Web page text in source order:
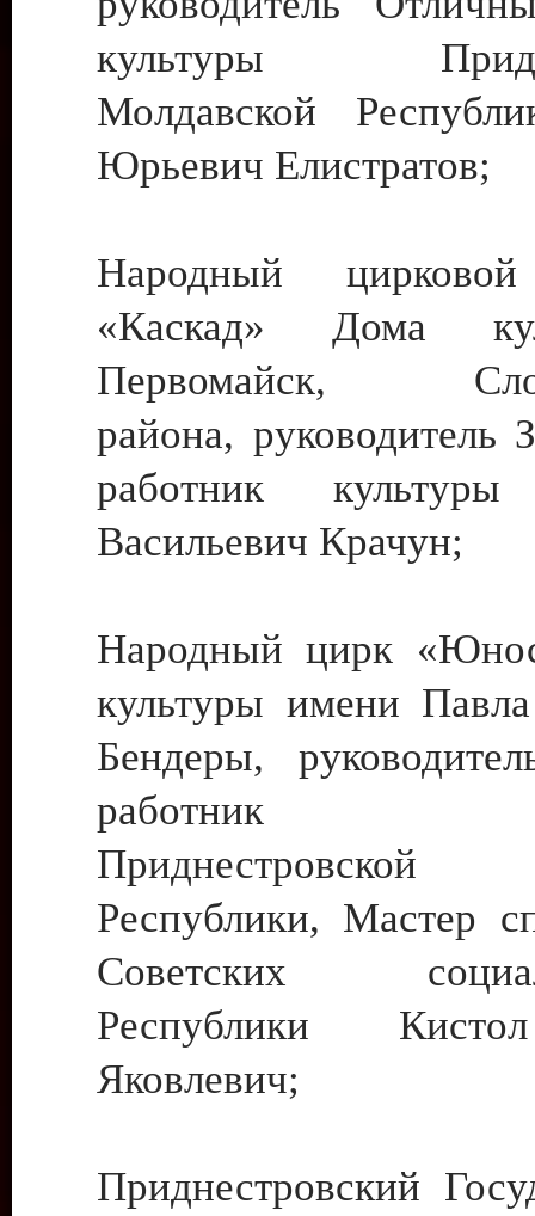
культуры
Молдавской
Юрьевич Елистратов;
Народный цирковой
«Каскад» Дома
Первомайск,
района, руководитель
работник культуры
Васильевич Крачун;
Народный цирк
культуры имени
Бендеры,
работник
Приднестровской
Республики, Мастер
Советских
Республики
Яковлевич;
Приднестровский